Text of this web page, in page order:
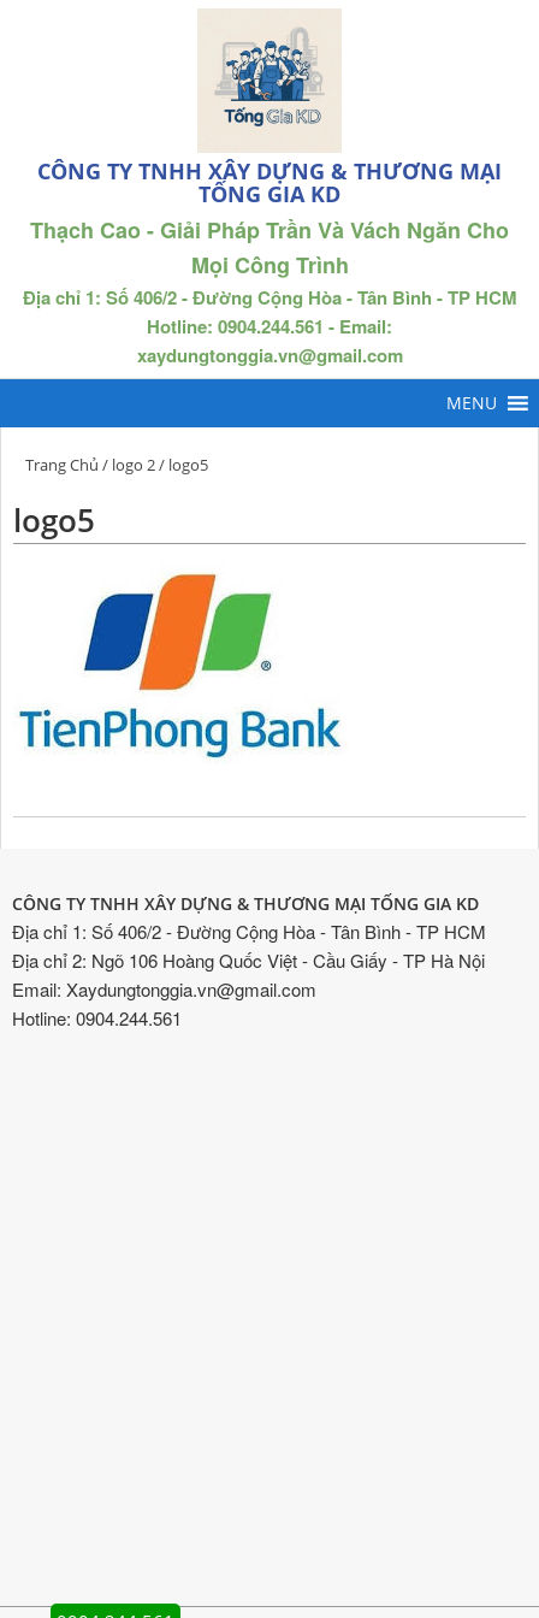
CÔNG TY TNHH XÂY DỰNG & THƯƠNG MẠI
TỐNG GIA KD
Thạch Cao - Giải Pháp Trần Và Vách Ngăn Cho
Mọi Công Trình
Địa chỉ 1: Số 406/2 - Đường Cộng Hòa - Tân Bình - TP HCM
Hotline: 0904.244.561 - Email:
xaydungtonggia.vn@gmail.com
Trang Chủ / logo 2/ logo5
logo5
CÔNG TY TNHH XÂY DỰNG & THƯƠNG MẠI TỐNG GIA KD
Địa chỉ 1: Số 406/2 - Đường Cộng Hòa - Tân Bình - TP HCM
Địa chỉ 2: Ngõ 106 Hoàng Quốc Việt - Cầu Giấy - TP Hà Nội
Email: Xaydungtonggia.vn@gmail.com
Hotline: 0904.244.561